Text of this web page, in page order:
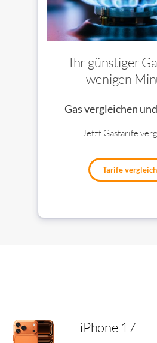
Ihr günstiger
wenigen
Gas vergleichen
Jetzt Gastarife
Tarife
iPhone 17